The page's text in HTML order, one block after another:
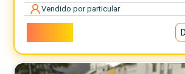
Vendido por particular